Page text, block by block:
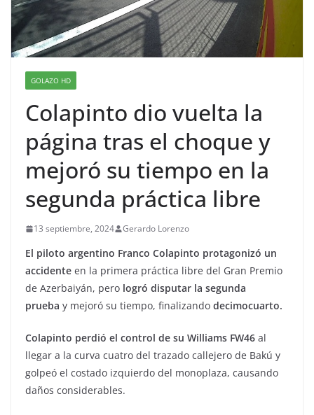
GOLAZO HD
Colapinto dio vuelta la
página tras el choque y
mejoró su tiempo en la
segunda práctica libre
13 septiembre, 2024 Gerardo Lorenzo
El piloto argentino Franco Colapinto protagonizó un
accidente en la primera práctica libre del Gran Premio
de Azerbaiyán, pero logró disputar la segunda
prueba y mejoró su tiempo, finalizando decimocuarto.
Colapinto perdió el control de su Williams FW46 al
llegar a la curva cuatro del trazado callejero de Bakú y
golpeó el costado izquierdo del monoplaza, causando
daños considerables.